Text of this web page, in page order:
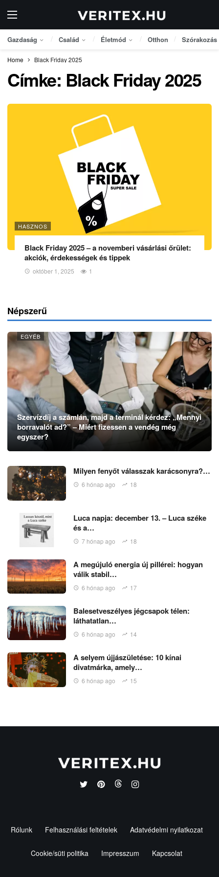
Gazdaság Család Életmód Otthon Szórakozás
Home Black Friday 2025
Címke: Black Friday 2025
HASZNOS
Black Friday 2025 – a novemberi vásárlási őrület:
akciók, érdekességek és tippek
október 1, 2025 1
Népszerű
EGYÉB
Szervízdíj a számlán, majd a terminál kérdez: „Mennyi
borravalót ad?” – Miért fizessen a vendég még
egyszer?
Milyen fenyőt válasszak karácsonyra?…
6 hónap ago 18
Luca napja: december 13. – Luca széke
és a…
7 hónap ago 18
A megújuló energia új pillérei: hogyan
válik stabil…
6 hónap ago 17
Balesetveszélyes jégcsapok télen:
láthatatlan…
6 hónap ago 14
A selyem újjászületése: 10 kínai
divatmárka, amely…
6 hónap ago 15
Rólunk Felhasználási feltételek Adatvédelmi nyilatkozat
Cookie/süti politika Impresszum Kapcsolat